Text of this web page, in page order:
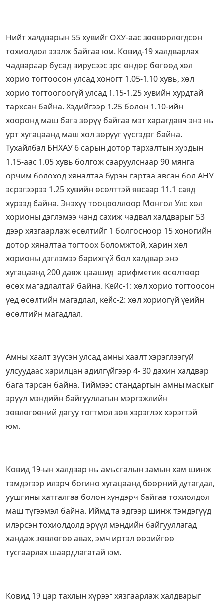
Нийт халдварын 55 хувийг ОХУ-аас зөөвөрлөгдсөн
тохиолдол эзэлж байгаа юм. Ковид-19 халдварлах
чадвараар бусад вирусээс эрс өндөр бөгөөд хөл
хорио тогтоосон улсад хоногт 1.05-1.10 хувь, хөл
хорио тогтоогоогүй улсад 1.15-1.25 хувийн хурдтай
тархсан байна. Хэдийгээр 1.25 болон 1.10-ийн
хооронд маш бага зөрүү байгаа мэт харагдавч энэ нь
урт хугацаанд маш хол зөрүүг үүсгэдэг байна.
Тухайлбал БНХАУ 6 сарын дотор тархалтын хурдын
1.15-аас 1.05 хувь болгож сааруулснаар 90 мянга
орчим болоход хяналтаа бүрэн гартаа авсан бол АНУ
эсрэгээрээ 1.25 хувийн өсөлттэй явсаар 11.1 саяд
хүрээд байна. Энэхүү тооцооллоор Монгол Улс хөл
хорионы дэглэмээ чанд сахиж чадвал халдварыг 53
дээр хязгаарлаж өсөлтийг 1 болгосноор 15 хоногийн
дотор хяналтаа тогтоох боломжтой, харин хөл
хорионы дэглэмээ барихгүй бол халдвар энэ
хугацаанд 200 давж цаашид арифметик өсөлтөөр
өсөх магадлалтай байна. Кейс-1: хөл хорио тогтоосон
үед өсөлтийн магадлал, кейс-2: хөл хориогүй үеийн
өсөлтийн магадлал.
Амны хаалт зүүсэн улсад амны хаалт хэрэглээгүй
улсуудаас харилцан адилгүйгээр 4- 30 дахин халдвар
бага тарсан байна. Тиймээс стандартын амны маскыг
эрүүл мэндийн байгууллагын мэргэжлийн
зөвлөгөөний дагуу тогтмол зөв хэрэглэх хэрэгтэй
юм.
Ковид 19-ын халдвар нь амьсгалын замын хам шинж
тэмдэгээр илэрч богино хугацаанд бөөрний дутагдал,
уушгины хатгалгаа болон хүндэрч байгаа тохиолдол
маш түгээмэл байна. Иймд та эдгээр шинж тэмдэгүүд
илэрсэн тохиолдолд эрүүл мэндийн байгууллагад
хандаж зөвлөгөө авах, эмч иртэл өөрийгөө
тусгаарлах шаардлагатай юм.
Ковид 19 цар тахлын хүрээг хязгаарлаж халдварыг